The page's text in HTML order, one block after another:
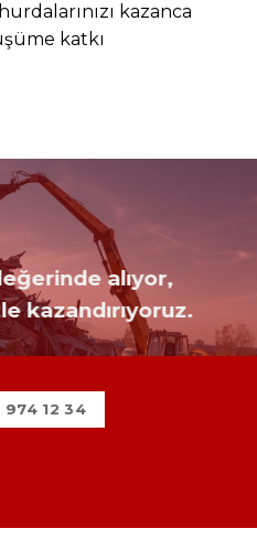
kazanca
katkı
alıyor,
kazandırıyoruz.
974 12 34